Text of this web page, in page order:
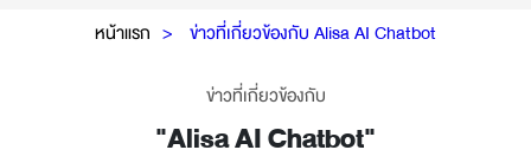
หน้าแรก ข่าวที่เกี่ยวข้องกับ Alisa AI Chatbot
ข่าวที่เกี่ยวข้องกับ
"Alisa AI Chatbot"